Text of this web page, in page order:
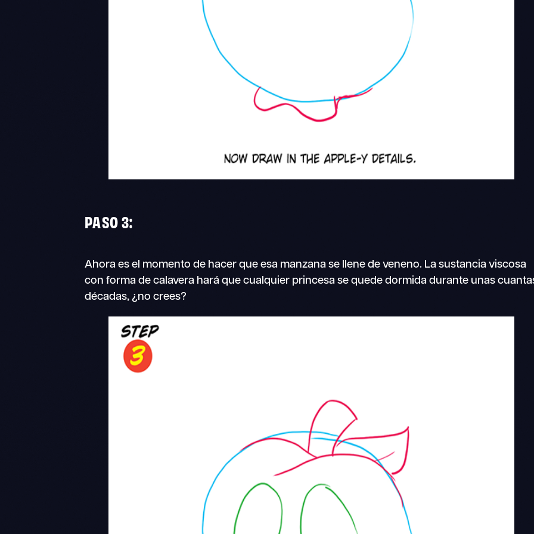
PASO 3:
Ahora es el momento de hacer que esa manzana se llene de veneno. La sustancia viscosa
con forma de calavera hará que cualquier princesa se quede dormida durante unas
décadas, ¿no crees?